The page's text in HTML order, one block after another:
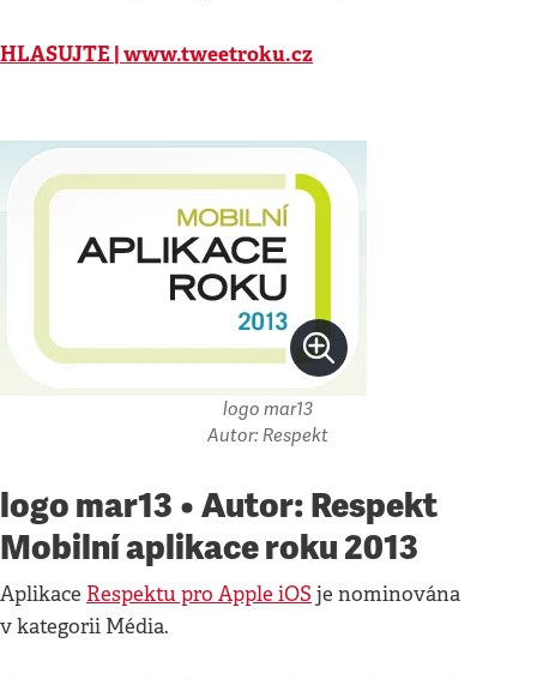
HLASUJTE | www.tweetroku.cz
logo mar13
Autor: Respekt
logo mar13 • Autor: Respekt
Mobilní aplikace roku 2013
Aplikace Respektu pro Apple iOS je nominována
v kategorii Média.